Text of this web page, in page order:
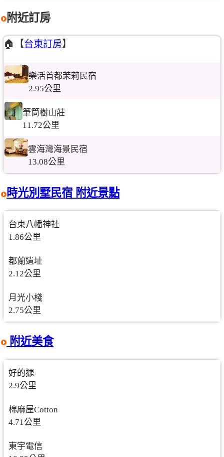
附近訂房
🏠【台東訂房】
樂活首都茉莉民宿
2.95公里
筆筒樹山莊
11.72公里
雲海灣海景民宿
13.08公里
時光別墅民宿 附近景點
台東八幡神社
1.86公里
都蘭遺址
2.12公里
月光小棧
2.75公里
附近美食
好的擺
2.9公里
棉麻屋Cotton
4.71公里
東宇電信